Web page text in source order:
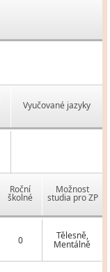
Vyučované jazyky
Roční
školné
Možnost
studia pro ZP
0 Tělesně,
Mentálně